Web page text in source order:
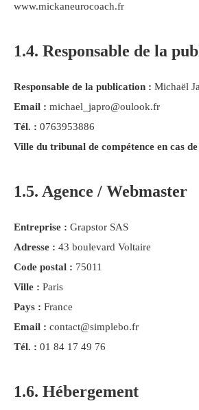
www.mickaneurocoach.fr
1.4. Responsable de la
Responsable de la publication : Michaël
Email : michael_japro@oulook.fr
Tél. : 0763953886
Ville du tribunal de compétence en cas
1.5. Agence / Webmaster
Entreprise : Grapstor SAS
Adresse : 43 boulevard Voltaire
Code postal : 75011
Ville : Paris
Pays : France
Email : contact@simplebo.fr
Tél. : 01 84 17 49 76
1.6. Hébergement